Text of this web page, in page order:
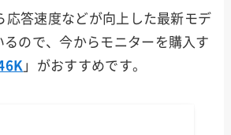
応答速度などが向上した最新モデ
るので、今からモニターを購入す
」がおすすめです。